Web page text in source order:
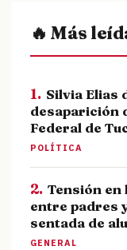
🔥 Más
1. Silvia Elias
desaparición
Federal de
POLÍTICA
2. Tensión en
entre padres
sentada de
GENERAL